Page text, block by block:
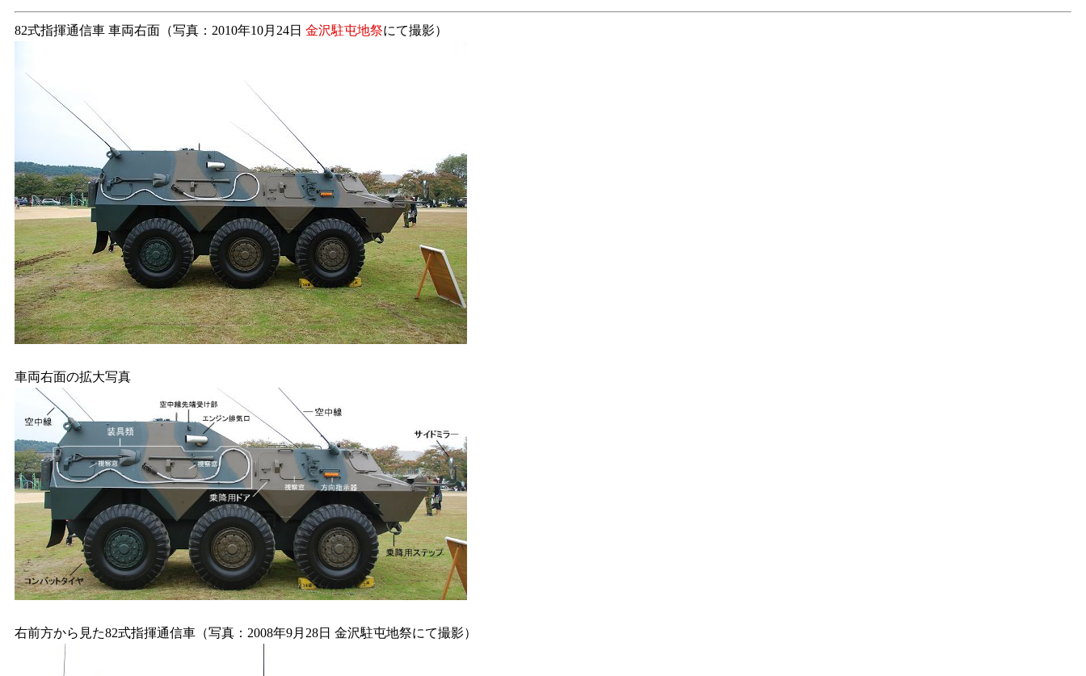
82式指揮通信車 車両右面（写真：2010年10月24日 金沢駐屯地祭にて撮影）
車両右面の拡大写真
右前方から見た82式指揮通信車（写真：2008年9月28日 金沢駐屯地祭にて撮影）